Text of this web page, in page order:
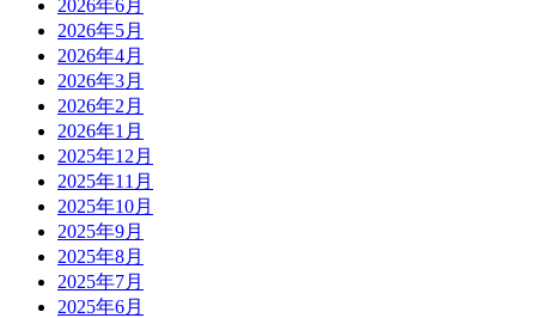
2026年6月
2026年5月
2026年4月
2026年3月
2026年2月
2026年1月
2025年12月
2025年11月
2025年10月
2025年9月
2025年8月
2025年7月
2025年6月